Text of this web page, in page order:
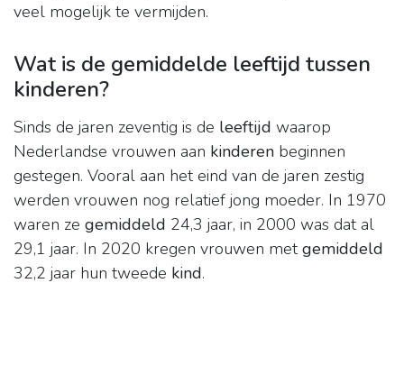
veel mogelijk te vermijden.
Wat is de gemiddelde leeftijd tussen
kinderen?
Sinds de jaren zeventig is de leeftijd waarop
Nederlandse vrouwen aan kinderen beginnen
gestegen. Vooral aan het eind van de jaren zestig
werden vrouwen nog relatief jong moeder. In 1970
waren ze gemiddeld 24,3 jaar, in 2000 was dat al
29,1 jaar. In 2020 kregen vrouwen metgemiddeld
32,2 jaar hun tweede kind.